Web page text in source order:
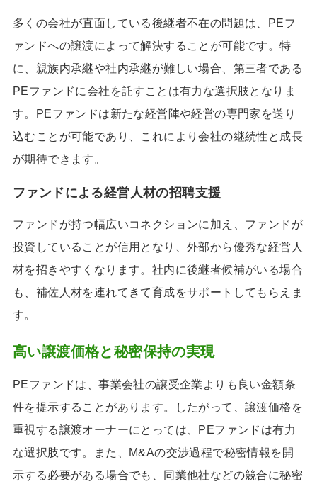
多くの会社が直面している後継者不在の問題は、PEフ
ァンドへの譲渡によって解決することが可能です。特
に、親族内承継や社内承継が難しい場合、第三者である
PEファンドに会社を託すことは有力な選択肢となりま
す。PEファンドは新たな経営陣や経営の専門家を送り
込むことが可能であり、これにより会社の継続性と成長
が期待できます。
ファンドによる経営人材の招聘支援
ファンドが持つ幅広いコネクションに加え、ファンドが
投資していることが信用となり、外部から優秀な経営人
材を招きやすくなります。社内に後継者候補がいる場合
も、補佐人材を連れてきて育成をサポートしてもらえま
す。
高い譲渡価格と秘密保持の実現
PEファンドは、事業会社の譲受企業よりも良い金額条
件を提示することがあります。したがって、譲渡価格を
重視する譲渡オーナーにとっては、PEファンドは有力
な選択肢です。また、M&Aの交渉過程で秘密情報を開
示する必要がある場合でも、同業他社などの競合に秘密